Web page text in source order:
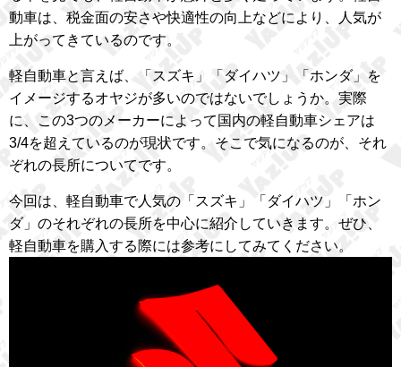
動車は、税金面の安さや快適性の向上などにより、人気が
上がってきているのです。
軽自動車と言えば、「スズキ」「ダイハツ」「ホンダ」を
イメージするオヤジが多いのではないでしょうか。実際
に、この3つのメーカーによって国内の軽自動車シェアは
3/4を超えているのが現状です。そこで気になるのが、それ
ぞれの長所についてです。
今回は、軽自動車で人気の「スズキ」「ダイハツ」「ホン
ダ」のそれぞれの長所を中心に紹介していきます。ぜひ、
軽自動車を購入する際には参考にしてみてください。